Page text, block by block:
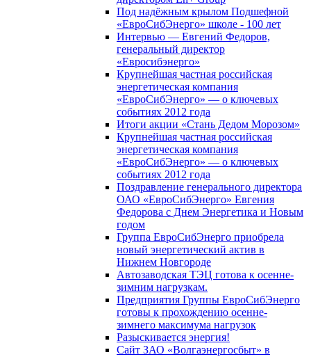
Под надёжным крылом Подшефной
«ЕвроСибЭнерго» школе - 100 лет
Интервью — Евгений Федоров,
генеральный директор
«Евросибэнерго»
Крупнейшая частная российская
энергетическая компания
«ЕвроСибЭнерго» — о ключевых
событиях 2012 года
Итоги акции «Стань Дедом Морозом»
Крупнейшая частная российская
энергетическая компания
«ЕвроСибЭнерго» — о ключевых
событиях 2012 года
Поздравление генерального директора
ОАО «ЕвроСибЭнерго» Евгения
Федорова с Днем Энергетика и Новым
годом
Группа ЕвроСибЭнерго приобрела
новый энергетический актив в
Нижнем Новгороде
Автозаводская ТЭЦ готова к осенне-
зимним нагрузкам.
Предприятия Группы ЕвроСибЭнерго
готовы к прохождению осенне-
зимнего максимума нагрузок
Разыскивается энергия!
Сайт ЗАО «Волгаэнергосбыт» в